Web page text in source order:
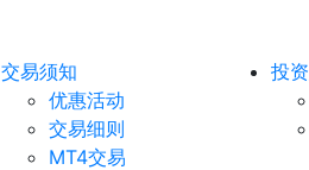
交易须知
优惠活动
交易细则
MT4交易
投